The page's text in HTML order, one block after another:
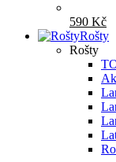
590 Kč
Rošty
Rošty